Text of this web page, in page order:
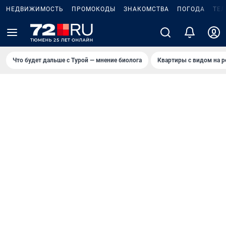
НЕДВИЖИМОСТЬ ПРОМОКОДЫ ЗНАКОМСТВА ПОГОДА
Что будет дальше с Турой — мнение биолога Квартиры с видом на